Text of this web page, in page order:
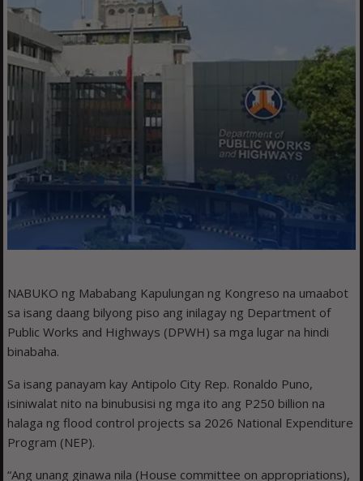
NABUKO ng Mababang Kapulungan ng Kongreso na umaabot
sa isang daang bilyong piso ang inilagay ng Department of
Public Works and Highways (DPWH) sa mga lugar na hindi
binabaha.
Sa isang panayam kay Antipolo City Rep. Ronaldo Puno,
isiniwalat nito na binubusisi ng mga ito ang P250 billion na
halaga ng flood control projects sa 2026 National Expenditure
Program (NEP).
“Ang unang ginawa nila (House committee on appropriations),